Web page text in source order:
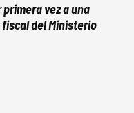
vez a una
del Ministerio